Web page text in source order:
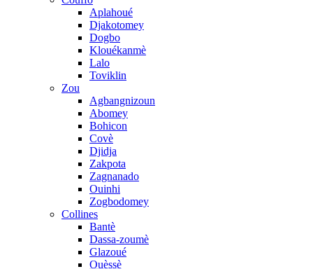
Aplahoué
Djakotomey
Dogbo
Klouékanmè
Lalo
Toviklin
Zou
Agbangnizoun
Abomey
Bohicon
Covè
Djidja
Zakpota
Zagnanado
Ouinhi
Zogbodomey
Collines
Bantè
Dassa-zoumè
Glazoué
Ouèssè